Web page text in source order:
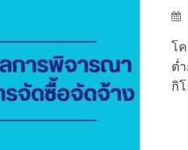
โ
ต่
กิ